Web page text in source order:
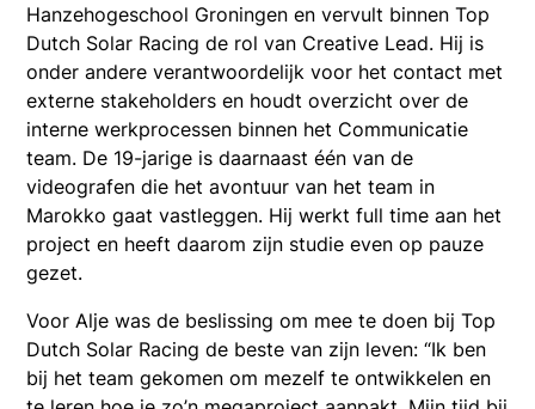
Hanzehogeschool Groningen en vervult binnen Top
Dutch Solar Racing de rol van Creative Lead. Hij is
onder andere verantwoordelijk voor het contact met
externe stakeholders en houdt overzicht over de
interne werkprocessen binnen het Communicatie
team. De 19-jarige is daarnaast één van de
videografen die het avontuur van het team in
Marokko gaat vastleggen. Hij werkt full time aan het
project en heeft daarom zijn studie even op pauze
gezet.
Voor Alje was de beslissing om mee te doen bij Top
Dutch Solar Racing de beste van zijn leven: “Ik ben
bij het team gekomen om mezelf te ontwikkelen en